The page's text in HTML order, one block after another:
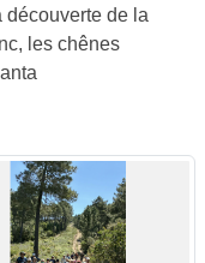
découverte de la
les chênes